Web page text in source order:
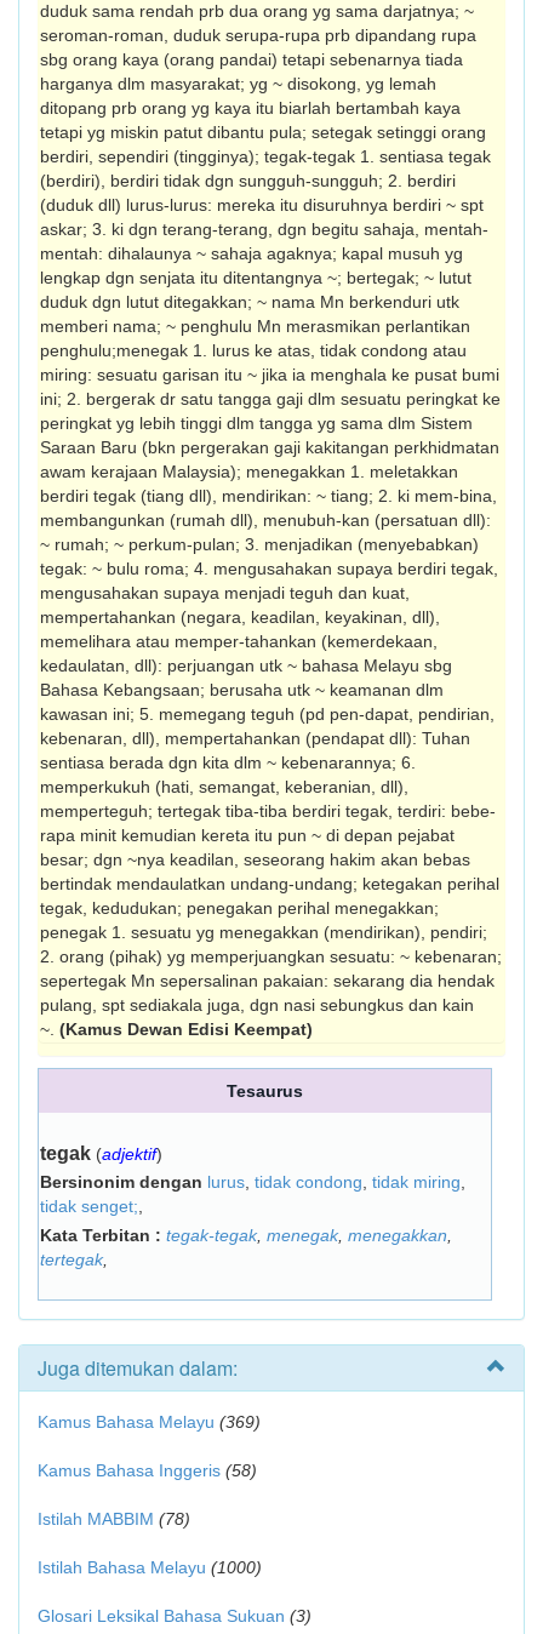
duduk sama rendah prb dua orang yg sama darjatnya; ~
seroman-roman, duduk serupa-rupa prb dipandang rupa
sbg orang kaya (orang pandai) tetapi sebenarnya tiada
harganya dlm masyarakat; yg ~ disokong, yg lemah
ditopang prb orang yg kaya itu biarlah bertambah kaya
tetapi yg miskin patut dibantu pula; setegak setinggi orang
berdiri, sependiri (tingginya); tegak-tegak 1. sentiasa tegak
(berdiri), berdiri tidak dgn sungguh-sungguh; 2. berdiri
(duduk dll) lurus-lurus: mereka itu disuruhnya berdiri ~ spt
askar; 3. ki dgn terang-terang, dgn begitu sahaja, mentah-
mentah: dihalaunya ~ sahaja agaknya; kapal musuh yg
lengkap dgn senjata itu ditentangnya ~; bertegak; ~ lutut
duduk dgn lutut ditegakkan; ~ nama Mn berkenduri utk
memberi nama; ~ penghulu Mn merasmikan perlantikan
peng­hulu;menegak 1. lurus ke atas, tidak condong atau
miring: sesuatu garisan itu ~ jika ia meng­hala ke pusat bumi
ini; 2. bergerak dr satu tangga gaji dlm sesuatu peringkat ke
pering­kat yg lebih tinggi dlm tangga yg sama dlm Sistem
Saraan Baru (bkn pergerakan gaji kakitangan perkhidmatan
awam kerajaan Malaysia); menegakkan 1. meletakkan
berdiri tegak (tiang dll), mendirikan: ~ tiang; 2. ki mem-bina,
membangunkan (rumah dll), menubuh-kan (persatuan dll):
~ rumah; ~ perkum-pulan; 3. menjadikan (menyebabkan)
tegak: ~ bulu roma; 4. mengusahakan supaya berdiri tegak,
mengusahakan supaya menjadi teguh dan kuat,
mempertahankan (negara, keadilan, keyakinan, dll),
memelihara atau memper-tahankan (kemerdekaan,
kedaulatan, dll): perjuangan utk ~ bahasa Melayu sbg
Bahasa Kebangsaan; berusaha utk ~ keamanan dlm
kawasan ini; 5. memegang teguh (pd pen-dapat, pendirian,
kebenaran, dll), mempertahankan (pendapat dll): Tuhan
sentiasa berada dgn kita dlm ~ kebenarannya; 6.
memperkukuh (hati, semangat, keberanian, dll),
memperteguh; tertegak tiba-tiba berdiri tegak, terdiri: bebe-
rapa minit kemudian kereta itu pun ~ di depan pejabat
besar; dgn ~nya keadilan, seseorang hakim akan bebas
bertindak mendaulatkan undang-undang; ketegakan perihal
tegak, kedudukan; penegakan perihal menegakkan;
penegak 1. sesuatu yg menegakkan (men­dirikan), pendiri;
2. orang (pihak) yg mem­perjuangkan sesuatu: ~ kebenaran;
sepertegak Mn sepersalinan pakaian: sekarang dia hendak
pulang, spt sediakala juga, dgn nasi sebungkus dan kain
~. (Kamus Dewan Edisi Keempat)
Tesaurus
tegak (adjektif)
Bersinonim dengan lurus tidak condong tidak miring
tidak senget;
Kata Terbitan : tegak-tegak, menegak, menegakkan
tertegak,
Juga ditemukan dalam:
Kamus Bahasa Melayu (369)
Kamus Bahasa Inggeris (58)
Istilah MABBIM (78)
Istilah Bahasa Melayu (1000)
Glosari Leksikal Bahasa Sukuan (3)